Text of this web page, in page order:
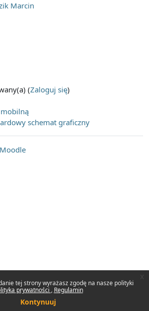
tej strony wyrażasz zgodę na nasze polityki
prywatności
Regulamin
Kontynuuj
Marcin
(Zaloguj się)
schemat graficzny
Moodle